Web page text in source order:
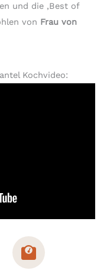
und die ‚Best of
von Frau von
Kochvideo: